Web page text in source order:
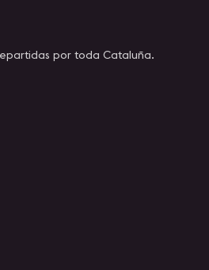
por toda Cataluña.